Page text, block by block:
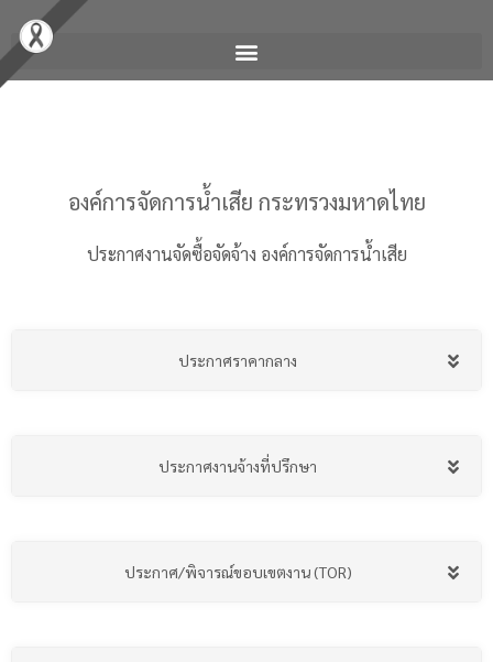
องค์การจัดการน้ำเสีย กระทรวงมหาดไทย
ประกาศงานจัดซื้อจัดจ้าง องค์การจัดการน้ำเสีย
ประกาศราคากลาง
ประกาศงานจ้างที่ปรึกษา
ประกาศ/พิจารณ์ขอบเขตงาน (TOR)